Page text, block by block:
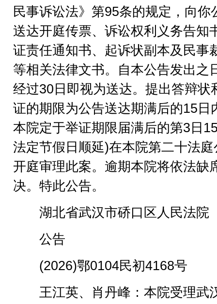
民事诉讼法》第95条的规定，向你
送达开庭传票、诉讼权利义务告知
证责任通知书、起诉状副本及民事
等相关法律文书。自本公告发出之
经过30日即视为送达。提出答辩状
证的期限为公告送达期满后的15日
本院定于举证期限届满后的第3日
法定节假日顺延)在本院第二十法庭
开庭审理此案。逾期本院将依法缺
决。特此公告。
湖北省武汉市硚口区人民法院
公告
(2026)鄂0104民初4168号
王江英、肖丹峰：本院受理武